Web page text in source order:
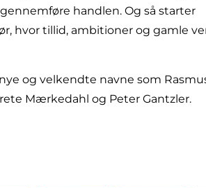
handlen. Og så starter
hvor tillid, ambitioner og gamle
og velkendte navne som
Mærkedahl og Peter Gantzler.